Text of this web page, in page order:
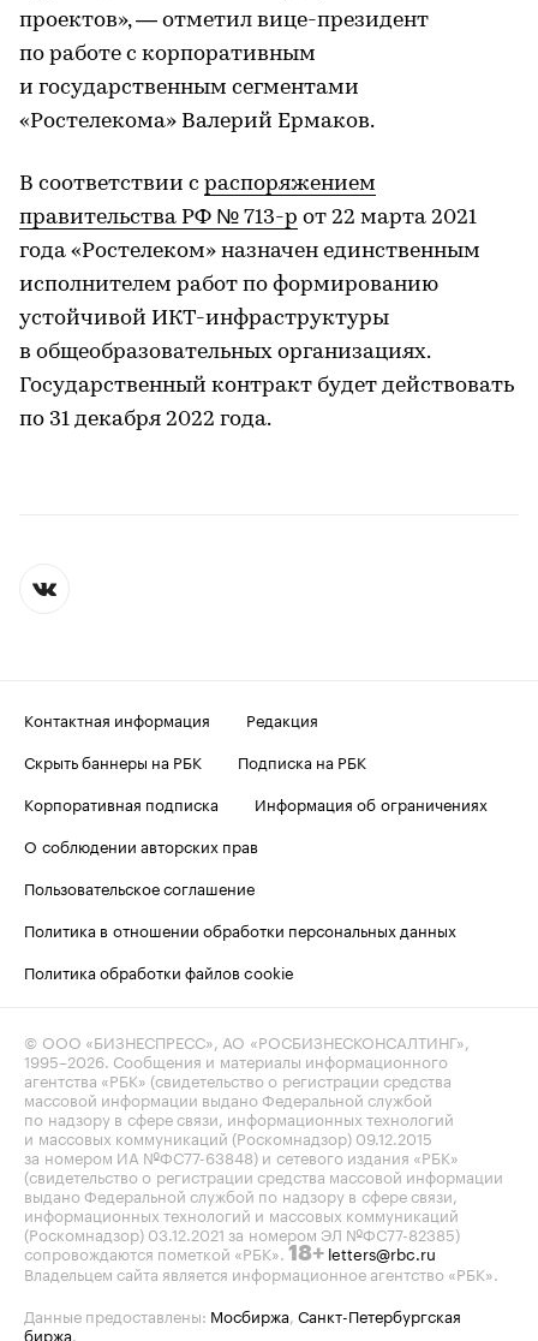
проектов», — отметил вице-президент
по работе с корпоративным
и государственным сегментами
«Ростелекома» Валерий Ермаков.
В соответствии с распоряжением
правительства РФ № 713-р от 22 марта 2021
года «Ростелеком» назначен единственным
исполнителем работ по формированию
устойчивой ИКТ-инфраструктуры
в общеобразовательных организациях.
Государственный контракт будет действовать
по 31 декабря 2022 года.
Контактная информация
Редакция
Скрыть баннеры на РБК
Подписка на РБК
Корпоративная подписка
Информация об ограничениях
О соблюдении авторских прав
Пользовательское соглашение
Политика в отношении обработки персональных данных
Политика обработки файлов cookie
© ООО «БИЗНЕСПРЕСС», АО «РОСБИЗНЕСКОНСАЛТИНГ»,
1995–2026. Сообщения и материалы информационного
агентства «РБК» (свидетельство о регистрации средства
массовой информации выдано Федеральной службой
по надзору в сфере связи, информационных технологий
и массовых коммуникаций (Роскомнадзор) 09.12.2015
за номером ИА №ФС77-63848) и сетевого издания «РБК»
(свидетельство о регистрации средства массовой информации
выдано Федеральной службой по надзору в сфере связи,
информационных технологий и массовых коммуникаций
(Роскомнадзор) 03.12.2021 за номером ЭЛ №ФС77-82385)
сопровождаются пометкой «РБК». 18+ letters@rbc.ru
Владельцем сайта является информационное агентство «РБК».
Данные предоставлены: Мосбиржа, Санкт-Петербургская
биржа.